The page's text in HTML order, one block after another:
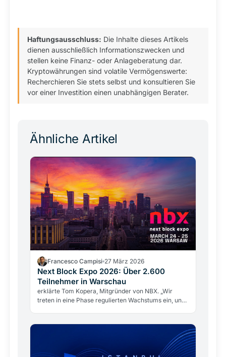
Haftungsausschluss: Die Inhalte dieses Artikels
dienen ausschließlich Informationszwecken und
stellen keine Finanz- oder Anlageberatung dar.
Kryptowährungen sind volatile Vermögenswerte:
Recherchieren Sie stets selbst und konsultieren Sie
vor einer Investition einen unabhängigen Berater.
Ähnliche Artikel
Francesco Campisi 27 März 2026
Next Block Expo 2026: Über 2.600
Teilnehmer in Warschau
erklärte Tom Kopera, Mitgründer von NBX. „Wir
treten in eine Phase regulierten Wachstums ein, und